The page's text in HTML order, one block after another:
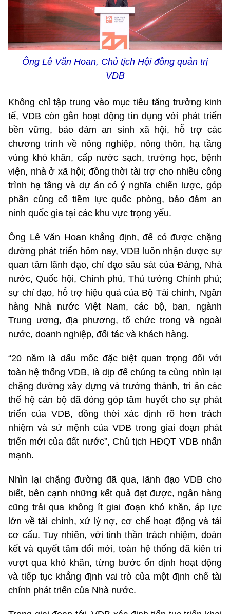
Ông Lê Văn Hoan, Chủ tịch Hội đồng quản trị
VDB
Không chỉ tập trung vào mục tiêu tăng trưởng kinh
tế, VDB còn gắn hoạt động tín dụng với phát triển
bền vững, bảo đảm an sinh xã hội, hỗ trợ các
chương trình về nông nghiệp, nông thôn, hạ tầng
vùng khó khăn, cấp nước sạch, trường học, bệnh
viện, nhà ở xã hội; đồng thời tài trợ cho nhiều công
trình hạ tầng và dự án có ý nghĩa chiến lược, góp
phần củng cố tiềm lực quốc phòng, bảo đảm an
ninh quốc gia tại các khu vực trọng yếu.
Ông Lê Văn Hoan khẳng định, để có được chặng
đường phát triển hôm nay, VDB luôn nhận được sự
quan tâm lãnh đạo, chỉ đạo sâu sát của Đảng, Nhà
nước, Quốc hội, Chính phủ, Thủ tướng Chính phủ;
sự chỉ đạo, hỗ trợ hiệu quả của Bộ Tài chính, Ngân
hàng Nhà nước Việt Nam, các bộ, ban, ngành
Trung ương, địa phương, tổ chức trong và ngoài
nước, doanh nghiệp, đối tác và khách hàng.
“20 năm là dấu mốc đặc biệt quan trọng đối với
toàn hệ thống VDB, là dịp để chúng ta cùng nhìn lại
chặng đường xây dựng và trưởng thành, tri ân các
thế hệ cán bộ đã đóng góp tâm huyết cho sự phát
triển của VDB, đồng thời xác định rõ hơn trách
nhiệm và sứ mệnh của VDB trong giai đoạn phát
triển mới của đất nước”, Chủ tịch HĐQT VDB nhấn
mạnh.
Nhìn lại chặng đường đã qua, lãnh đạo VDB cho
biết, bên cạnh những kết quả đạt được, ngân hàng
cũng trải qua không ít giai đoạn khó khăn, áp lực
lớn về tài chính, xử lý nợ, cơ chế hoạt động và tái
cơ cấu. Tuy nhiên, với tinh thần trách nhiệm, đoàn
kết và quyết tâm đổi mới, toàn hệ thống đã kiên trì
vượt qua khó khăn, từng bước ổn định hoạt động
và tiếp tục khẳng định vai trò của một định chế tài
chính phát triển của Nhà nước.